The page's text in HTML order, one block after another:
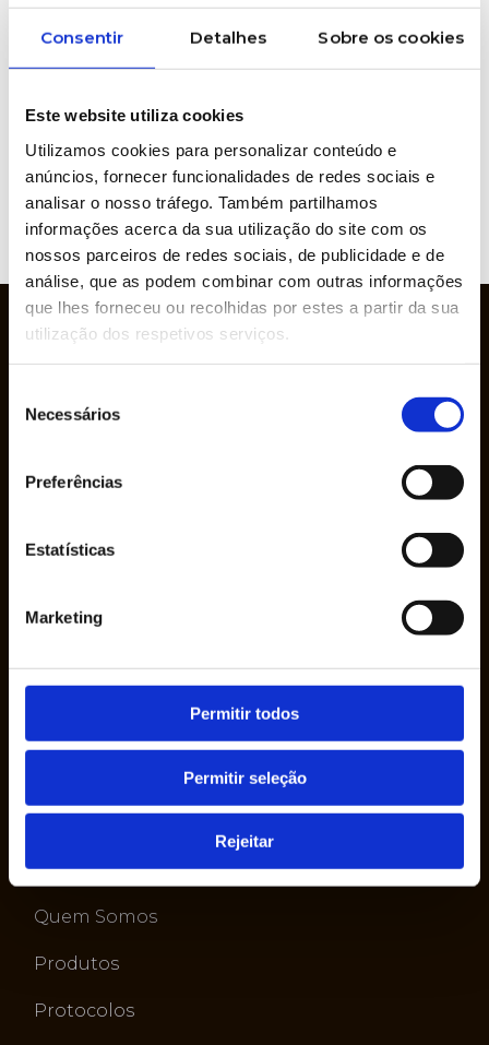
Consentir Detalhes Sobre os cookies
Este website utiliza cookies
Utilizamos cookies para personalizar conteúdo e
anúncios, fornecer funcionalidades de redes sociais e
analisar o nosso tráfego. Também partilhamos
informações acerca da sua utilização do site com os
nossos parceiros de redes sociais, de publicidade e de
análise, que as podem combinar com outras informações
que lhes forneceu ou recolhidas por estes a partir da sua
utilização dos respetivos serviços.
Necessários
Preferências
Estatísticas
Marketing
Permitir todos
Permitir seleção
Rejeitar
Marcas representadas
VER
WEBSITE
A Empresa Ruy de Lacerda & Cª., S.A. foi
fundada em 1950 pelo Sr. Ruy de Lacerda, em
Sobre nós
Quem Somos
Produtos
Protocolos